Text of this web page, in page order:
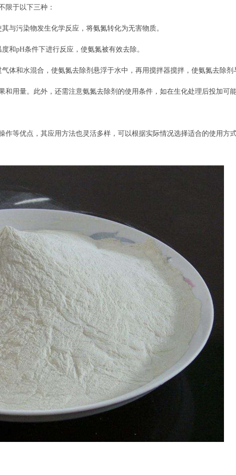
限于以下三种：
与污染物发生化学反应，将氨氮转化为无害物质。
和pH条件下进行反应，使氨氮被有效去除。
体和水混合，使氨氮去除剂悬浮于水中，再用搅拌器搅拌，使氨氮去除
用量。此外，还需注意氨氮去除剂的使用条件，如在生化处理后投加可
等优点，其应用方法也灵活多样，可以根据实际情况选择适合的使用方